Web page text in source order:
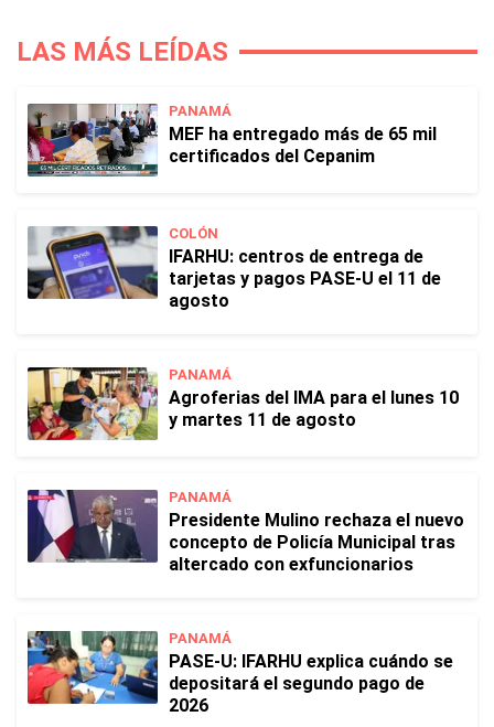
LAS MÁS LEÍDAS
PANAMÁ
MEF ha entregado más de 65 mil
certificados del Cepanim
COLÓN
IFARHU: centros de entrega de
tarjetas y pagos PASE-U el 11 de
agosto
PANAMÁ
Agroferias del IMA para el lunes 10
y martes 11 de agosto
PANAMÁ
Presidente Mulino rechaza el nuevo
concepto de Policía Municipal tras
altercado con exfuncionarios
PANAMÁ
PASE-U: IFARHU explica cuándo se
depositará el segundo pago de
2026